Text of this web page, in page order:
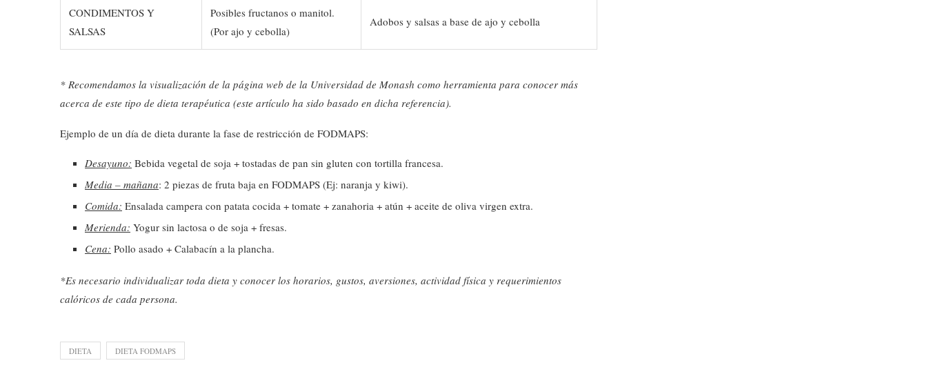
CONDIMENTOS Y
SALSAS
Posibles fructanos o manitol.
(Por ajo y cebolla)
Adobos y salsas a base de ajo y cebolla
* Recomendamos la visualización de la página web de la Universidad de Monash como herramienta para conocer más
acerca de este tipo de dieta terapéutica (este artículo ha sido basado en dicha referencia).
Ejemplo de un día de dieta durante la fase de restricción de FODMAPS:
Desayuno: Bebida vegetal de soja + tostadas de pan sin gluten con tortilla francesa.
Media – mañana: 2 piezas de fruta baja en FODMAPS (Ej: naranja y kiwi).
Comida: Ensalada campera con patata cocida + tomate + zanahoria + atún + aceite de oliva virgen extra.
Merienda: Yogur sin lactosa o de soja + fresas.
Cena: Pollo asado + Calabacín a la plancha.
*Es necesario individualizar toda dieta y conocer los horarios, gustos, aversiones, actividad física y requerimientos
calóricos de cada persona.
DIETA DIETA FODMAPS